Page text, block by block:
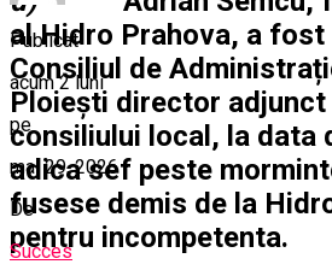
al Hidro Prahova, a fost
Consiliul de
Ploiești director adjunct
consiliului local, la data
adica sef peste
fusese demis de la
pentru incompetenta.
Publicat
acum 2 luni
pe
mai 29, 2026
De
Succes